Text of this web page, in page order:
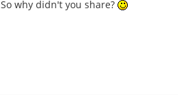
So why didn't you share?